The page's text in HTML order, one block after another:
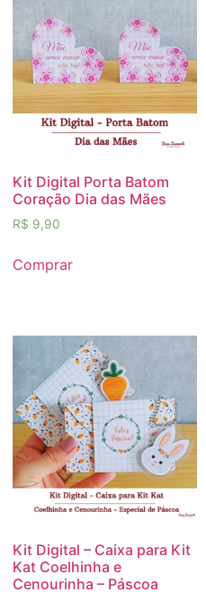
Kit Digital Porta Batom
Coração Dia das Mães
R$ 9,90
Comprar
Kit Digital – Caixa para Kit
Kat Coelhinha e
Cenourinha – Páscoa